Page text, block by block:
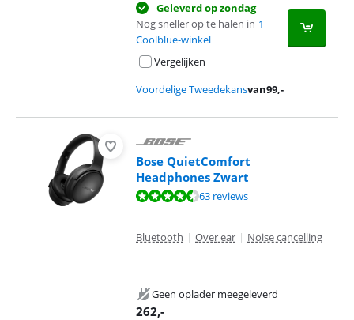
Geleverd op zondag
Nog sneller op te halen in 1
Coolblue-winkel
Vergelijken
Voordelige Tweedekansvan99,-
Bose QuietComfort
Headphones Zwart
Beoordeling is 8,7 van de 10, gebaseerd op 63 reviews.
63 reviews
Bluetooth | Over ear | Noise cancelling
Geen oplader meegeleverd
262,-